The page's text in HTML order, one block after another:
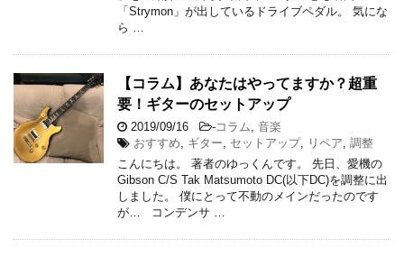
「Strymon」が出しているドライブペダル。 気にな
ら …
【コラム】あなたはやってますか？超重
要！ギターのセットアップ
2019/09/16 -コラム
音楽
おすすめ
ギター セットアップ, リペア 調整
こんにちは。 著者のゆっくんです。 先日、愛機の
Gibson C/S Tak Matsumoto DC(以下DC)を調整に出
しました。 僕にとって不動のメインだったのです
が… コンデンサ …